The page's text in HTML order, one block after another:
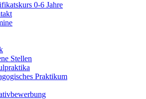
0-6 Jahre
Stellen
Praktikum